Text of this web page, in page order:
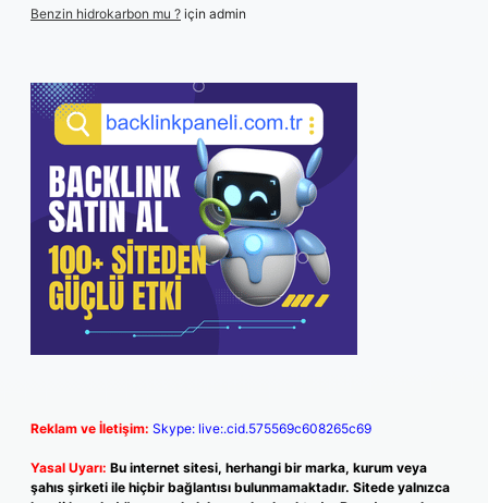
Benzin hidrokarbon mu ? için admin
Reklam ve İletişim: Skype: live:.cid.575569c608265c69
Yasal Uyarı: Bu internet sitesi, herhangi bir marka, kurum veya
şahıs şirketi ile hiçbir bağlantısı bulunmamaktadır. Sitede yalnızca